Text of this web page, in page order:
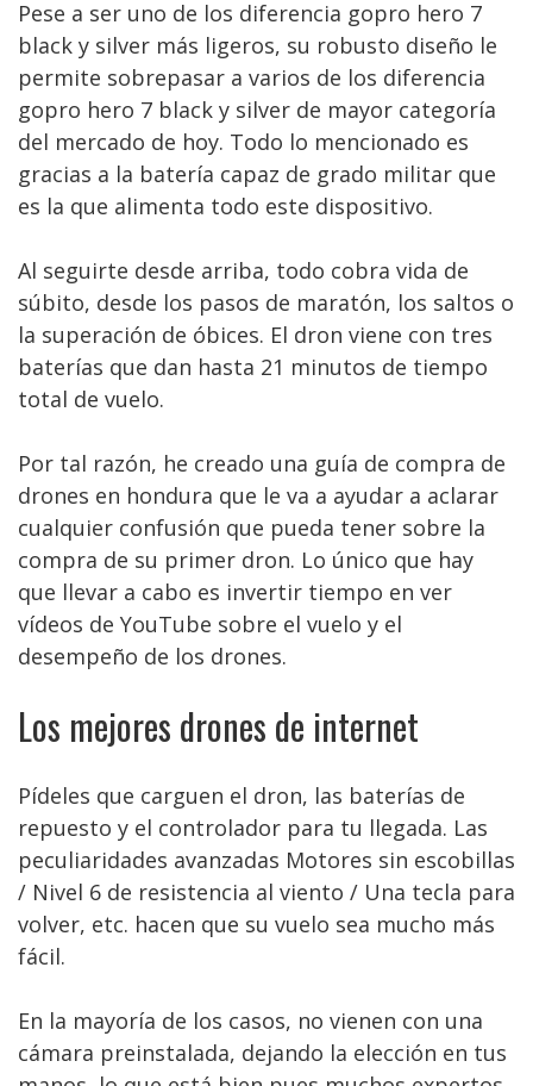
Pese a ser uno de los diferencia gopro hero 7
black y silver más ligeros, su robusto diseño le
permite sobrepasar a varios de los diferencia
gopro hero 7 black y silver de mayor categoría
del mercado de hoy. Todo lo mencionado es
gracias a la batería capaz de grado militar que
es la que alimenta todo este dispositivo.
Al seguirte desde arriba, todo cobra vida de
súbito, desde los pasos de maratón, los saltos o
la superación de óbices. El dron viene con tres
baterías que dan hasta 21 minutos de tiempo
total de vuelo.
Por tal razón, he creado una guía de compra de
drones en hondura que le va a ayudar a aclarar
cualquier confusión que pueda tener sobre la
compra de su primer dron. Lo único que hay
que llevar a cabo es invertir tiempo en ver
vídeos de YouTube sobre el vuelo y el
desempeño de los drones.
Los mejores drones de internet
Pídeles que carguen el dron, las baterías de
repuesto y el controlador para tu llegada. Las
peculiaridades avanzadas Motores sin escobillas
/ Nivel 6 de resistencia al viento / Una tecla para
volver, etc. hacen que su vuelo sea mucho más
fácil.
En la mayoría de los casos, no vienen con una
cámara preinstalada, dejando la elección en tus